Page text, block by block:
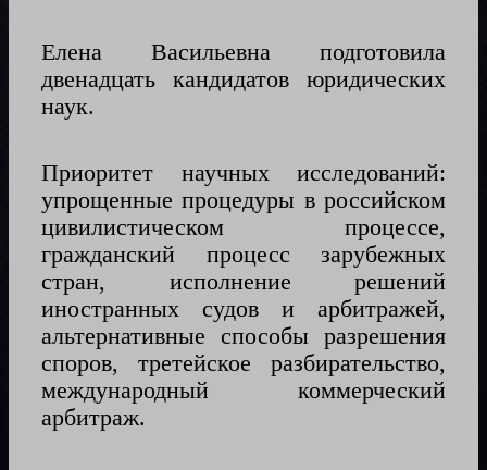
Елена Васильевна подготовила
двенадцать кандидатов юридических
наук.
Приоритет научных исследований:
упрощенные процедуры в российском
цивилистическом процессе,
гражданский процесс зарубежных
стран, исполнение решений
иностранных судов и арбитражей,
альтернативные способы разрешения
споров, третейское разбирательство,
международный коммерческий
арбитраж.